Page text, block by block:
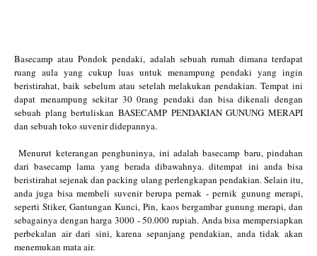
Basecamp atau Pondok pendaki, adalah sebuah rumah dimana terdapat
ruang aula yang cukup luas untuk menampung pendaki yang ingin
beristirahat, baik sebelum atau setelah melakukan pendakian. Tempat ini
dapat menampung sekitar 30 0rang pendaki dan bisa dikenali dengan
sebuah plang bertuliskan BASECAMP PENDAKIAN GUNUNG MERAPI
dan sebuah toko suvenir didepannya.
Menurut keterangan penghuninya, ini adalah basecamp baru, pindahan
dari basecamp lama yang berada dibawahnya. ditempat ini anda bisa
beristirahat sejenak dan packing ulang perlengkapan pendakian. Selain itu,
anda juga bisa membeli suvenir berupa pernak - pernik gunung merapi,
seperti Stiker, Gantungan Kunci, Pin, kaos bergambar gunung merapi, dan
sebagainya dengan harga 3000 - 50.000 rupiah. Anda bisa mempersiapkan
perbekalan air dari sini, karena sepanjang pendakian, anda tidak akan
menemukan mata air.